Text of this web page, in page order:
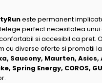
este permanent
perfect necesitatea
si accesibil ca pret.
cu diverse oferte si promotii
Saucony, Maurten,
Spring Energy, COROS,